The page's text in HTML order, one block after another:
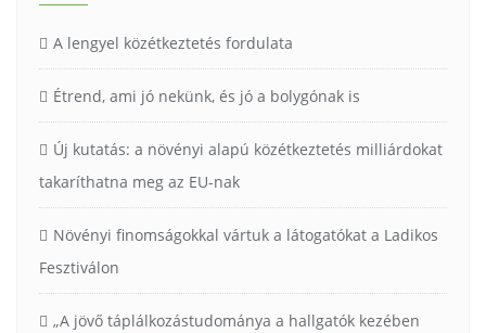
A lengyel közétkeztetés fordulata
Étrend, ami jó nekünk, és jó a bolygónak is
Új kutatás: a növényi alapú közétkeztetés milliárdokat
takaríthatna meg az EU-nak
Növényi finomságokkal vártuk a látogatókat a Ladikos
Fesztiválon
„A jövő táplálkozástudománya a hallgatók kezében